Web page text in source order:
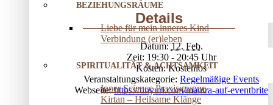
BEZIEHUNGSRÄUME
Liebe für mein inneres Kind
Verbindung (er)leben
SPIRITUALITÄT & ACHTSAMKEIT
Inner Science Praxisgruppe
Kirtan – Heilsame Klänge
Details
Datum: 12. Feb.
Zeit: 19:30 - 20:45
Kosten: Kostenlos
Veranstaltungskategorie: Regelmäßige Events
Webseite: https://tinyurl.com/mantra-auf-eventbrite